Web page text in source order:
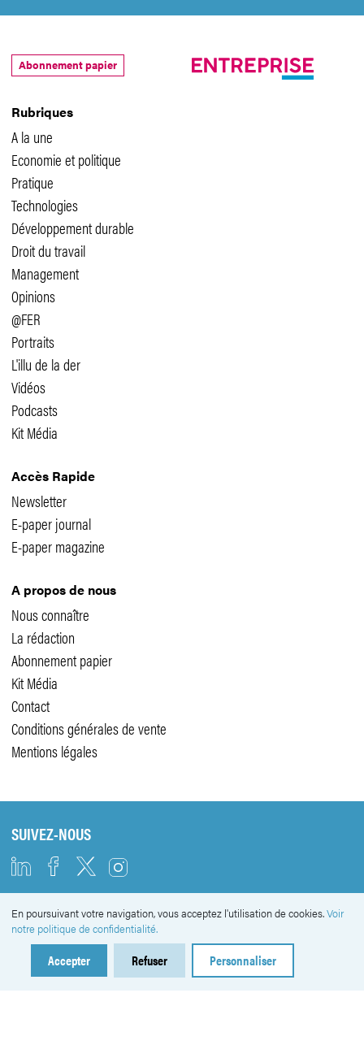
Rubriques
A la une
Economie et politique
Pratique
Technologies
Développement durable
Droit du travail
Management
Opinions
@FER
Portraits
L'illu de la der
Vidéos
Podcasts
Kit Média
Accès Rapide
Newsletter
E-paper journal
E-paper magazine
A propos de nous
Nous connaître
La rédaction
Abonnement papier
Kit Média
Contact
Conditions générales de vente
Mentions légales
Abonnement papier
SUIVEZ-NOUS
NEWSLETTER
En poursuivant votre navigation, vous acceptez l'utilisation de cookies.Voir
notre politique de confidentialité.
Accepter Refuser Personnaliser